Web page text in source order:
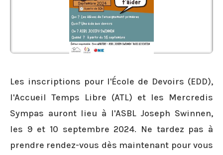
Les inscriptions pour l'École de Devoirs (EDD),
l'Accueil Temps Libre (ATL) et les Mercredis
Sympas auront lieu à l'ASBL Joseph Swinnen,
les 9 et 10 septembre 2024. Ne tardez pas à
prendre rendez-vous dès maintenant pour vous